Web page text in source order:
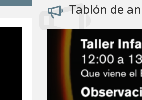
Tablón de